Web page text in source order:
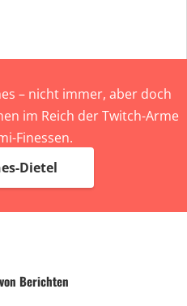
– nicht immer, aber doch
im Reich der Twitch-Arme
Finessen.
Dietel
Berichten